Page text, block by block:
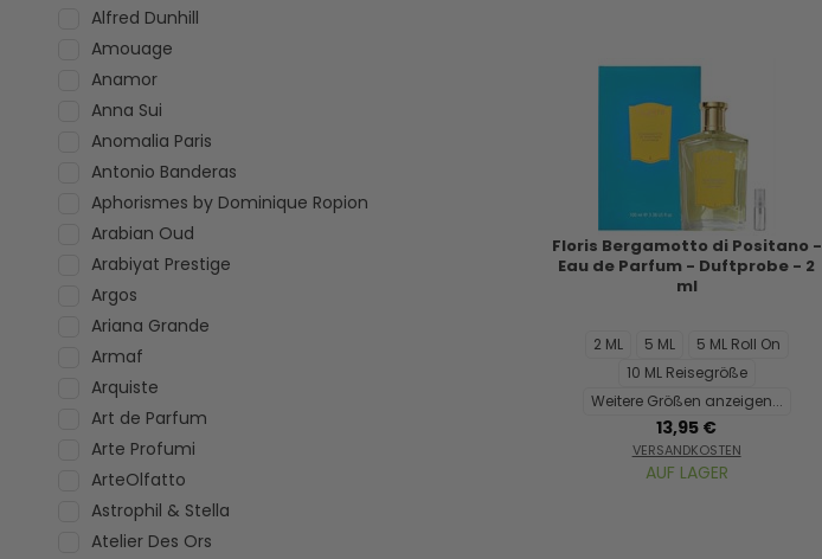
Alfred Dunhill
Amouage
Anamor
Anna Sui
Anomalia Paris
Antonio Banderas
Aphorismes by Dominique Ropion
Arabian Oud
Arabiyat Prestige
Argos
Ariana Grande
Armaf
Arquiste
Art de Parfum
Arte Profumi
ArteOlfatto
Astrophil & Stella
Atelier Des Ors
Floris Bergamotto di Positano -
Eau de Parfum - Duftprobe - 2
ml
2 ML 5 ML
5 ML Roll On
10 ML Reisegröße
Weitere Größen anzeigen...
13,95 €
VERSANDKOSTEN
AUF LAGER